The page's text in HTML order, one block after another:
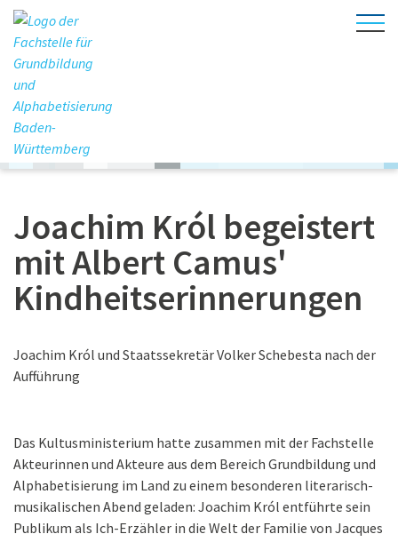
Joachim Król begeistert
mit Albert Camus'
Kindheitserinnerungen
Joachim Król und Staatssekretär Volker Schebesta nach der
Aufführung
Das Kultusministerium hatte zusammen mit der Fachstelle
Akteurinnen und Akteure aus dem Bereich Grundbildung und
Alphabetisierung im Land zu einem besonderen literarisch-
musikalischen Abend geladen: Joachim Król entführte sein
Publikum als Ich-Erzähler in die Welt der Familie von Jacques